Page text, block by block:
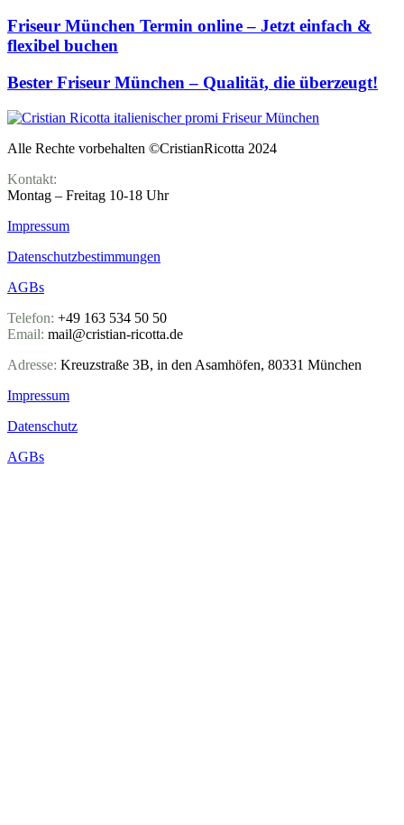
Friseur München Termin online – Jetzt einfach &
flexibel buchen
Bester Friseur München – Qualität, die überzeugt!
Alle Rechte vorbehalten ©CristianRicotta 2024
Kontakt:
Montag – Freitag 10-18 Uhr
Impressum
Datenschutz­bestimmungen
AGBs
Telefon: +49 163 534 50 50
Email: mail@cristian-ricotta.de
Adresse: Kreuzstraße 3B, in den Asamhöfen, 80331 München
Impressum
Datenschutz
AGBs